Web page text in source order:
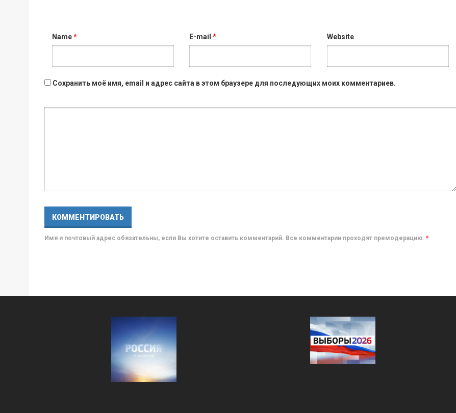
Name* E-mail* Website
Сохранить моё имя, email и адрес сайта в этом браузере для последующих моих комментариев.
Имя и почтовый адрес обязательны, если Вы хотите оставить комментарий. Все комментарии проходят премодерацию. *